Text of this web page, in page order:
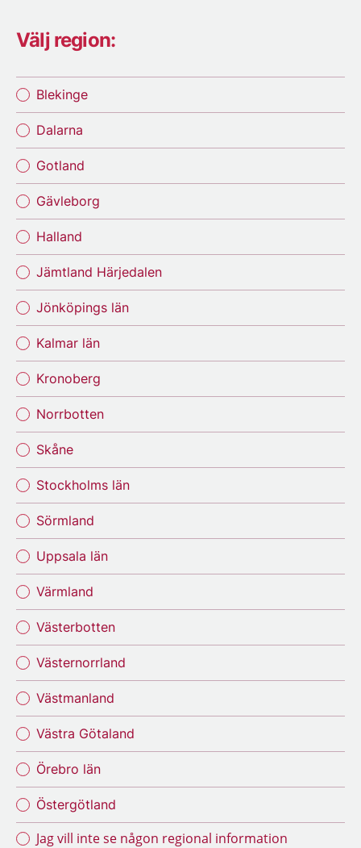
Välj region:
Blekinge
Dalarna
Gotland
Gävleborg
Halland
Jämtland Härjedalen
Jönköpings län
Kalmar län
Kronoberg
Norrbotten
Skåne
Stockholms län
Sörmland
Uppsala län
Värmland
Västerbotten
Västernorrland
Västmanland
Västra Götaland
Örebro län
Östergötland
Jag vill inte se någon regional information